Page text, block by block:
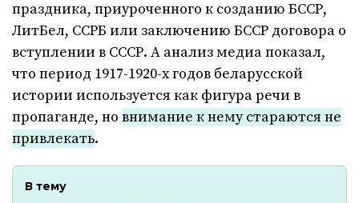
праздника, приуроченного к созданию БССР,
ЛитБел, ССРБ или заключению БССР договора о
вступлении в СССР. А анализ медиа показал,
что период 1917-1920-х годов беларусской
истории используется как фигура речи в
пропаганде, но внимание к нему стараются не
привлекать.
В тему